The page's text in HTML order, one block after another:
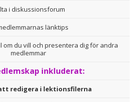
i diskussionsforum
länktips
om du vill och presentera dig för andra
medlemmar
inkluderat:
redigera i lektionsfilerna